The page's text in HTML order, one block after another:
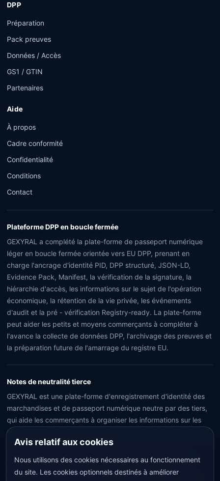
DPP
Préparation
Pack preuves
Données / Accès
GS1 / GTIN
Partenaires
Aide
À propos
Cadre conformité
Confidentialité
Conditions
Contact
Plateforme DPP en boucle fermée
GEXYRAL a complété la plate-forme de passeport numérique
léger en boucle fermée orientée vers EU DPP, prenant en
charge l'ancrage d'identité PID, DPP structuré, JSON-LD,
Evidence Pack, Manifest, la vérification de la signature, la
hiérarchie d'accès, les informations sur le sujet de l'opération
économique, la rétention de la vie privée, les événements
d'audit et la pré - vérification Registry-ready. La plate-forme
peut aider les petits et moyens commerçants à compléter à
l'avance la collecte de données DPP, l'archivage des preuves et
la préparation future de l'amarrage du registre EU.
Notes de neutralité tierce
GEXYRAL est une plate-forme d'enregistrement d'identité des
marchandises et de passeport numérique neutre par des tiers,
qui aide les commerçants à organiser les informations sur les
marchandises, les documents de preuve, les droits d'accès et
les informations de pré - inspection Registry-ready. Les
informations enregistrées et affichées sur la plateforme ne
remplacent pas les tests, la certification, la réglementation,
Avis relatif aux cookies
Nous utilisons des cookies nécessaires au fonctionnement
du site. Les cookies optionnels destinés à améliorer